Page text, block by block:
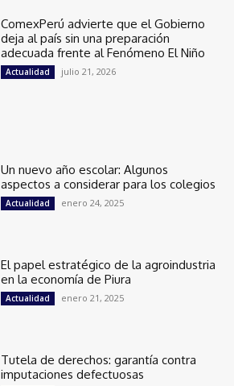
ComexPerú advierte que el Gobierno
deja al país sin una preparación
adecuada frente al Fenómeno El Niño
Actualidad julio 21, 2026
Un nuevo año escolar: Algunos
aspectos a considerar para los colegios
Actualidad enero 24, 2025
El papel estratégico de la agroindustria
en la economía de Piura
Actualidad enero 21, 2025
Tutela de derechos: garantía contra
imputaciones defectuosas